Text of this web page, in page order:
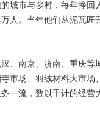
城市与乡村，每年挣回
人。当年他们从泥瓦匠
南京、济南、重庆等
市场、羽绒材料大市场
一流，数以千计的经营